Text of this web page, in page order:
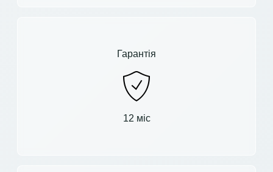
Гарантія
12 міс